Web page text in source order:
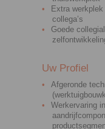
Extra
collega’s
Goede
Uw Profiel
Afgeronde
Werkervaring